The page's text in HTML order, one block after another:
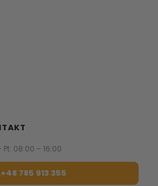
Pt: 08:00 – 16:00
+48 785 913 355